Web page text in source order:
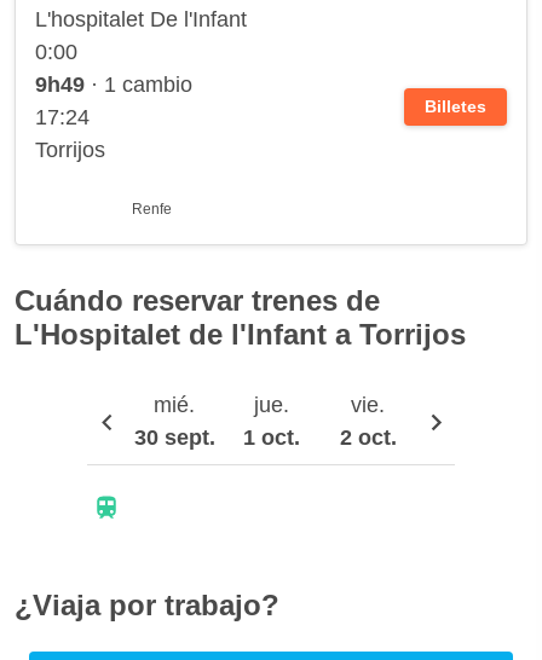
L'hospitalet De l'Infant
0:00
9h49 · 1 cambio
17:24
Torrijos
Renfe
Billetes
Cuándo reservar trenes de
L'Hospitalet de l'Infant a Torrijos
mié.
30 sept.
jue.
1 oct.
vie.
2 oct.
¿Viaja por trabajo?